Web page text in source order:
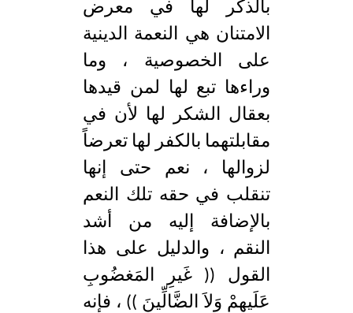
بالذكر لها في معرض
الامتنان هي النعمة الدينية
على الخصوصية ، وما
وراءها تبع لها لمن قيدها
بعقال الشكر لها لأن في
مقابلتهما بالكفر لها تعرضاً
لزوالها ، نعم حتى إنها
تنقلب في حقه تلك النعم
بالإضافة إليه من أشد
النقم ، والدليل على هذا
القول (( غَيرِ المَغضُوبِ
عَلَيهِمْ وَلاَ الضَّالِّينَ )) ، فإنه